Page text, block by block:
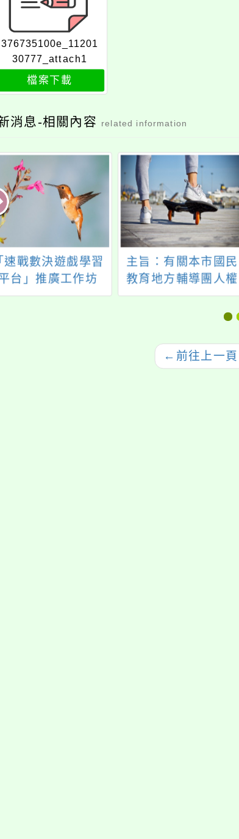
376735100e_11201
30777_attach1
檔案下載
消息-相關內容 related information
速戰數決遊戲學習
台」推廣工作坊
主旨：有關本市國民
教育地方輔導團人權
教育議題分團辦理
「探索世界人權．翻
度人權教育教師系列
研習」一案，如說
← 前往上一頁